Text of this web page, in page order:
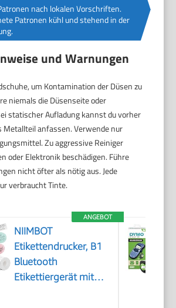
nach lokalen Vorschriften.
Patronen kühl und stehend in der
und Warnungen
um Kontamination der Düsen zu
niemals die Düsenseite oder
statischer Aufladung kannst du vorher
Metallteil anfassen. Verwende nur
Zu aggressive Reiniger
oder Elektronik beschädigen. Führe
nicht öfter als nötig aus. Jede
verbraucht Tinte.
ANGEBOT
NIIMBOT
Etikettendrucker, B1
Bluetooth
Etikettiergerät mit